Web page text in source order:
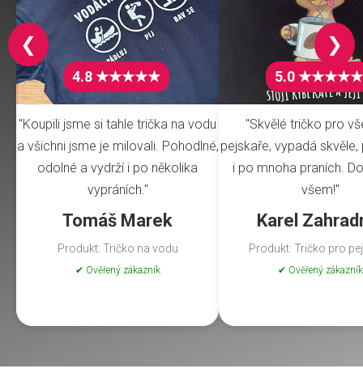
4.8 ★★★★★
"Koupili jsme si tahle trička na vodu
a všichni jsme je milovali. Pohodlné,
odolné a vydrží i po několika
vypráních."
Tomáš Marek
Produkt: Tričko na vodu
✔ Ověřený zákazník
5.0 ★★★★★
"Skvělé tričko pro
pejskaře, vypadá
i po mnoha praních.
všem!"
Karel
Produkt: Tričko pro
✔ Ověřený zákazník
❮ ❯